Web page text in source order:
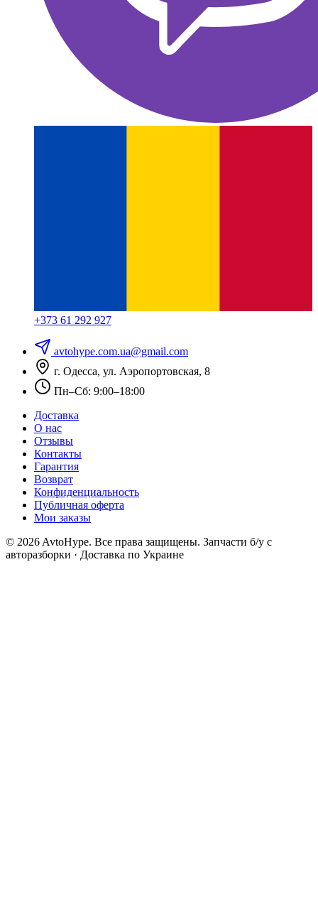
+373 61 292 927
avtohype.com.ua@gmail.com
г. Одесса, ул. Аэропортовская, 8
Пн–Сб: 9:00–18:00
Доставка
О нас
Отзывы
Контакты
Гарантия
Возврат
Конфиденциальность
Публичная оферта
Мои заказы
© 2026 AvtoHype. Все права защищены. Запчасти б/у с
авторазборки · Доставка по Украине